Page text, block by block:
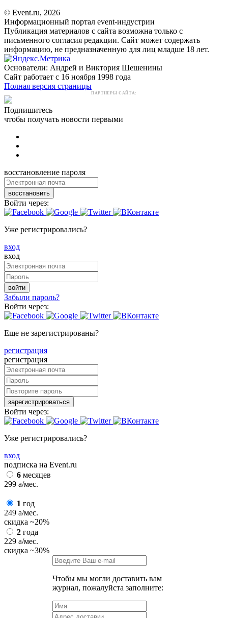
© Event.ru, 2026
Информационный портал event-индустрии
Публикация материалов с сайта возможна только с
письменного согласия редакции. Сайт может содержать
информацию, не предназначенную для лиц младше 18 лет.
Основатели: Андрей и Виктория Шешенины
Сайт работает с 16 ноября 1998 года
Полная версия страницы
ПАРТНЕРЫ САЙТА:
Подпишитесь
чтобы получать новости первыми
восстановление пароля
восстановить
Войти через:
Уже регистрировались?
вход
вход
войти
Забыли пароль?
Войти через:
Еще не зарегистрированы?
регистрация
регистрация
зарегистрироваться
Войти через:
Уже регистрировались?
вход
подписка на Event.ru
6 месяцев
299 a/мес.
1 год
249 a/мес.
скидка ~20%
2 года
229 a/мес.
скидка ~30%
Чтобы мы могли доставить вам
журнал, пожалуйста заполните: